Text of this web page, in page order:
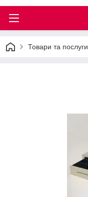
Товари та послуги